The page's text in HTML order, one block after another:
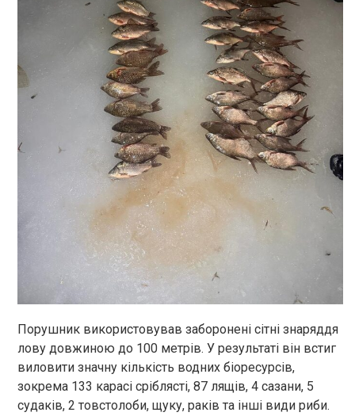
Порушник використовував заборонені сітні знаряддя
лову довжиною до 100 метрів. У результаті він встиг
виловити значну кількість водних біоресурсів,
зокрема 133 карасі сріблясті, 87 лящів, 4 сазани, 5
судаків, 2 товстолоби, щуку, раків та інші види риби.